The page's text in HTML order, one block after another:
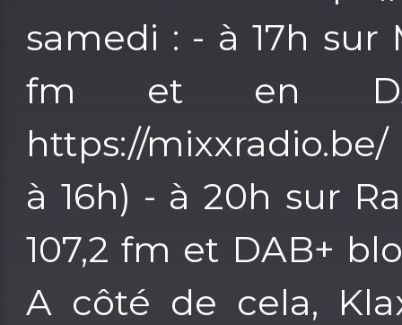
samedi : - à 17h sur
fm et en
https://
à 16h) - à 20h sur
107,2 fm et DAB+
A côté de cela,